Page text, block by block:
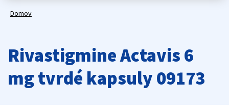
Domov
Rivastigmine Actavis 6
mg tvrdé kapsuly 09173